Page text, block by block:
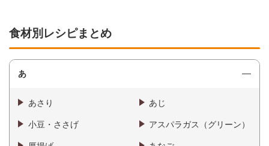
食材別レシピまとめ
あ
あさり あじ
小豆・ささげ アスパラガス（グリーン）